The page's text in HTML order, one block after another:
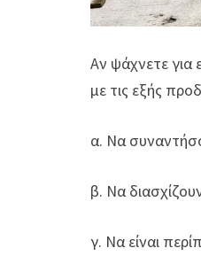
Αν ψάχνετε για
με τις εξής
α. Να
β. Να
γ. Να είναι